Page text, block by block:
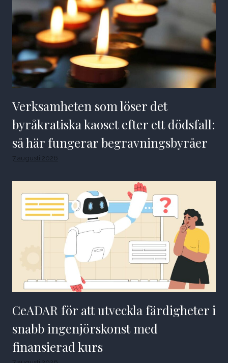
Verksamheten som löser det
byråkratiska kaoset efter ett dödsfall:
så här fungerar begravningsbyråer
7 augusti 2026
CeADAR för att utveckla färdigheter i
snabb ingenjörskonst med
finansierad kurs